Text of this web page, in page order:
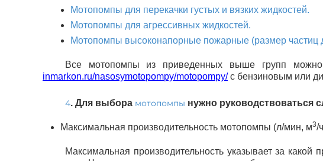
Мотопомпы для перекачки густых и вязких жидкостей.
Мотопомпы для агрессивных жидкостей.
Мотопомпы высоконапорные пожарные (размер частиц
Все мотопомпы из приведенных выше групп
inmarkon.ru/nasosymotopompy/motopompy/ с бензиновым или
4. Для выбора мотопомпы нужно руководствоваться
Максимальная производительность мотопомпы (л/мин, м3/
Максимальная производительность указывает за